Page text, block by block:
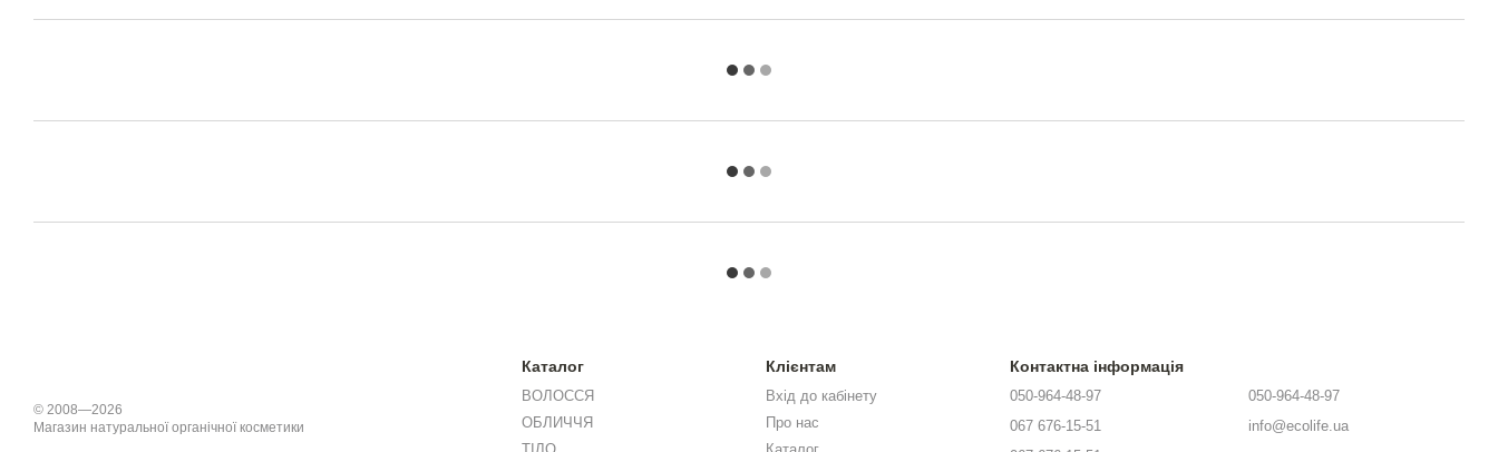
© 2008—2026
Магазин натуральної органічної косметики
Каталог
ВОЛОССЯ
ОБЛИЧЧЯ
Клієнтам
Вхід до кабінету
Про нас
Контактна інформація
050-964-48-97
067 676-15-51
050-964-48-97
info@ecolife.ua